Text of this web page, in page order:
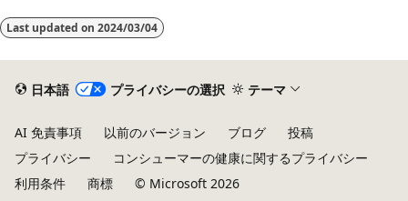
Last updated on 2024/03/04
日本語 プライバシーの選択 テーマ
AI 免責事項 以前のバージョン ブログ
投稿
プライバシー
コンシューマーの健康に関するプライバシー
利用条件
商標 © Microsoft 2026